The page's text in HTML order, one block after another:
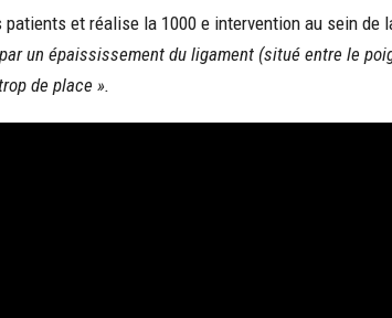
et réalise la 1000 e intervention au sein de
un épaississement du ligament (situé entre le
de place ».